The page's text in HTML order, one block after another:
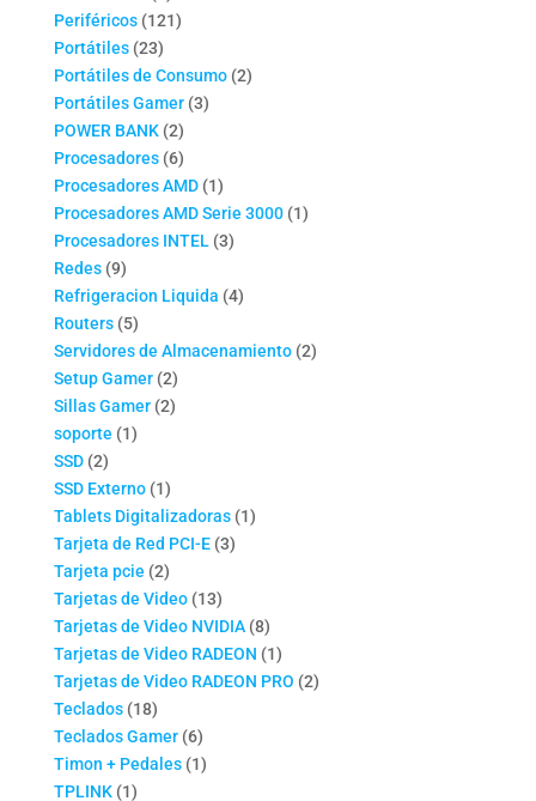
productos
Periféricos 121121
Portátiles 2323
productos
Portátiles de Consumo 22
Portátiles Gamer 33
POWER BANK 22
productos
Procesadores 66
productos
Procesadores AMD 11
producto
Procesadores AMD Serie 3000 11
Procesadores INTEL 33
Redes 99
productos
Refrigeracion Liquida 44
Routers 55
productos
Servidores de Almacenamiento 22
Setup Gamer 22
productos
Sillas Gamer 22
soporte 11
SSD 22
productos
SSD Externo 11
producto
Tablets Digitalizadoras 11
Tarjeta de Red PCI-E 33
Tarjeta pcie 22
productos
Tarjetas de Video 1313
productos
Tarjetas de Video NVIDIA 88
productos
Tarjetas de Video RADEON 11
producto
Tarjetas de Video RADEON PRO 22
Teclados 1818
productos
Teclados Gamer 66
productos
Timon + Pedales 11
TPLINK 11